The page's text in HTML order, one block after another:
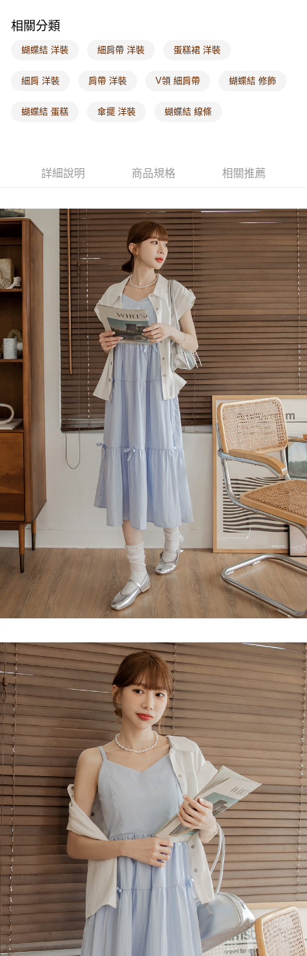
付款後門市自取
每筆NT$60，滿NT$1,000(含以上)免運費
相關分類
蝴蝶結 洋裝 細肩帶 洋裝 蛋糕裙 洋裝
細肩 洋裝 肩帶 洋裝 V領 細肩帶 蝴蝶結 修飾
蝴蝶結 蛋糕 傘擺 洋裝 蝴蝶結 線條
詳細說明 商品規格 相關推薦